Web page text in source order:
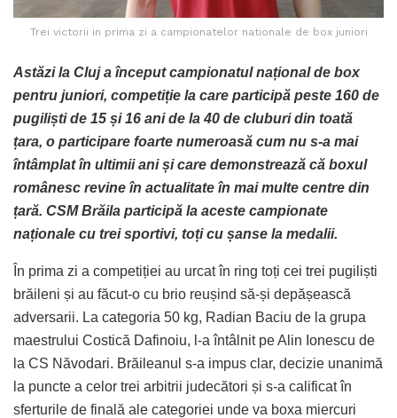
Trei victorii in prima zi a campionatelor nationale de box juniori
Astăzi la Cluj a început campionatul național de box
pentru juniori, competiție la care participă peste 160 de
pugiliști de 15 și 16 ani de la 40 de cluburi din toată
țara, o participare foarte numeroasă cum nu s-a mai
întâmplat în ultimii ani și care demonstrează că boxul
românesc revine în actualitate în mai multe centre din
țară. CSM Brăila participă la aceste campionate
naționale cu trei sportivi, toți cu șanse la medalii.
În prima zi a competiției au urcat în ring toți cei trei pugiliști
brăileni și au făcut-o cu brio reușind să-și depășească
adversarii. La categoria 50 kg, Radian Baciu de la grupa
maestrului Costică Dafinoiu, l-a întâlnit pe Alin Ionescu de
la CS Năvodari. Brăileanul s-a impus clar, decizie unanimă
la puncte a celor trei arbitrii judecători și s-a calificat în
sferturile de finală ale categoriei unde va boxa miercuri